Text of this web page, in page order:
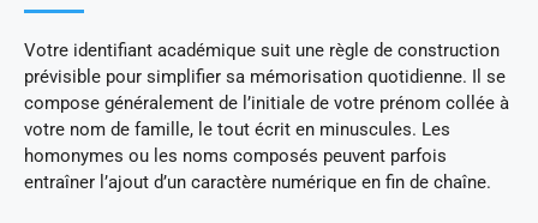
Votre identifiant académique suit une règle de construction
prévisible pour simplifier sa mémorisation quotidienne. Il se
compose généralement de l’initiale de votre prénom collée à
votre nom de famille, le tout écrit en minuscules. Les
homonymes ou les noms composés peuvent parfois
entraîner l’ajout d’un caractère numérique en fin de chaîne.